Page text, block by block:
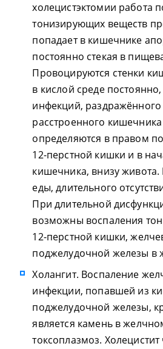
холецистэктомии работа
тонизирующих веществ
попадает в кишечнике
постоянно стекая в
Провоцируются стенки
в кислой среде
инфекций,
расстроенного
определяются в правом
12-перстной кишки и в
кишечника, внизу живота.
еды, длительного
При длительной
возможны воспаления
12-перстной кишки,
поджелудочной железы в
Холангит. Воспаление
инфекции, попавшей из
поджелудочной железы,
является камень в
токсоплазмоз. Холецистит